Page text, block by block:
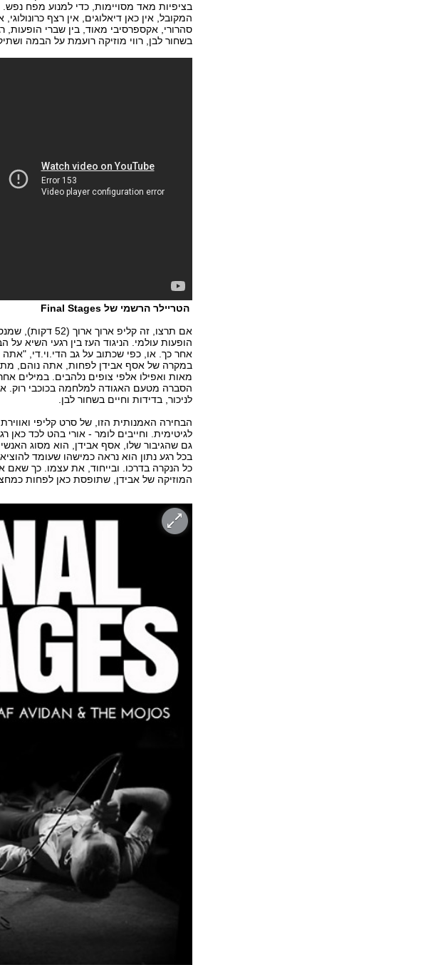
בציפיות מאד מסויימות, כדי למנוע מפח נפש.
המקובל, אין כאן דיאלוגים, אין רצף
סהרורי, אקספרסיבי מאוד, בין שברי הופעות,
בשחור לבן, רווי מוזיקה רועמת על הבמה
הטריילר הרשמי של Final Stages
אם תרצו, זה קליפ
הופעות עולמי. הניגוד העז בין רגעי השיא
אחר כך. או, כפי שכתוב על גב הדי.וי.די,
במקרה של אסף אבידן לפחות, אתה נוהם,
הסברה מטעם האגודה למלחמה בכוכבי רוק.
לניכור, בדידות וחיים בשחור לבן.
הבחירה האמנותית הזו, של סרט קליפי
לגיטימית. וחייבים לומר - אורי בהט לכד כאן
גם שהגיבור שלו, אסף אבידן, הוא מסוג
בכל רגע נתון הוא נראה כמישהו שעומד
כל הנקרה בדרכו. ובייחוד, את עצמו. כך שאם
המוזיקה של אבידן, שתופסת כאן לפחות